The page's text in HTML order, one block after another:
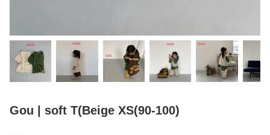
Gou | soft T(Beige XS(90-100)